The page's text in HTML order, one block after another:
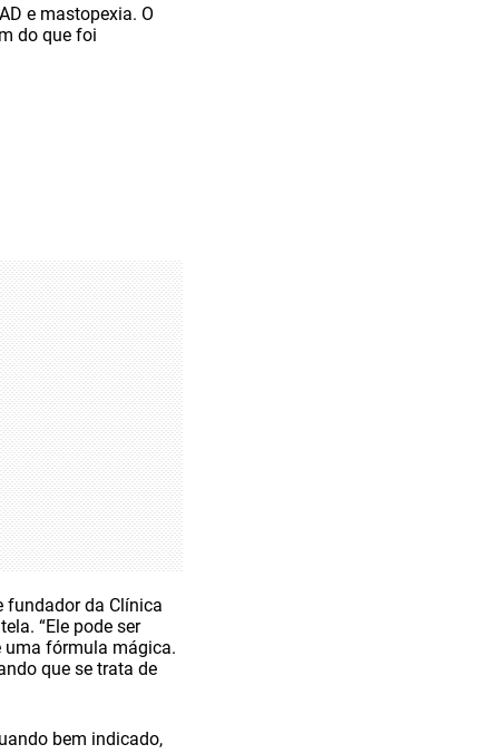
e mastopexia. O
do que foi
fundador da Clínica
“Ele pode ser
uma fórmula mágica.
que se trata de
bem indicado,